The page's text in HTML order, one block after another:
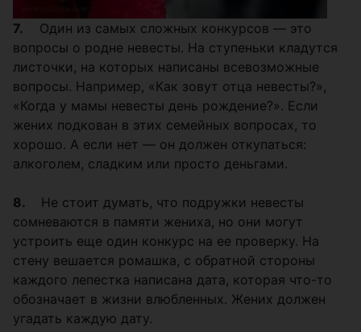
7. Один из самых сложных конкурсов — это
вопросы о родне невесты. На ступеньки кладутся
листочки, на которых написаны всевозможные
вопросы. Например, «Как зовут отца невесты?»,
«Когда у мамы невесты день рождение?». Если
жених подкован в этих семейных вопросах, то
хорошо. А если нет — он должен откупаться:
алкоголем, сладким или просто деньгами.
8.
Не стоит думать, что подружки невесты
сомневаются в памяти жениха, но они могут
устроить еще один конкурс на ее проверку. На
стену вешается ромашка, с обратной стороны
каждого лепестка написана дата, которая что-то
обозначает в жизни влюбленных. Жених должен
угадать каждую дату.